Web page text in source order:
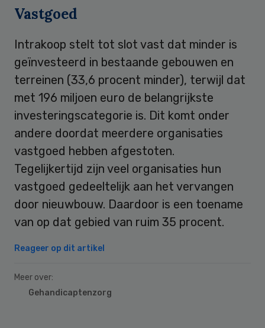
Vastgoed
Intrakoop stelt tot slot vast dat minder is
geïnvesteerd in bestaande gebouwen en
terreinen (33,6 procent minder), terwijl dat
met 196 miljoen euro de belangrijkste
investeringscategorie is. Dit komt onder
andere doordat meerdere organisaties
vastgoed hebben afgestoten.
Tegelijkertijd zijn veel organisaties hun
vastgoed gedeeltelijk aan het vervangen
door nieuwbouw. Daardoor is een toename
van op dat gebied van ruim 35 procent.
Reageer op dit artikel
Meer over:
Gehandicaptenzorg